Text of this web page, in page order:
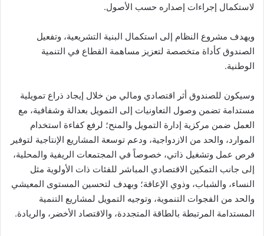
لاستكمال إجراءات إصداره حسب الأصول.
ويهدف مشروع النظام إلى استكمال البنية التشريعية، وتفعيل
الصندوق كأداة متخصصة لتعزيز مساهمة القطاع في التنمية
الوطنية.
وسيكون للصندوق أثر اقتصادي ومالي من خلال إيجاد ذراع تمويلية
مستدامة تضمن وصول التعاونيات إلى التمويل بعدالة وشفافية، مع
العمل ضمن مركزية إدارة التمويل والمنح؛ لرفع كفاءة استخدام
الموارد، والحد من الازدواجية، ودعم توسعة المشاريع الإنتاجية لتوفير
فرص عمل وتشغيل ذاتي، خصوصاً في المجتمعات الريفية والمحلية،
إلى جانب التمكين الاقتصادي المباشر للفئات ذات الأولوية مثل
النساء، والشباب، وذوي الإعاقة؛ وبهدف لتحسين المستوى المعيشي
والحد من الفجوات التنموية، وتوجيه التمويل لمشاريع التنمية
المستدامة المرتبطة بالطاقة المتجددة، والاقتصاد الأخضر، والريادة.